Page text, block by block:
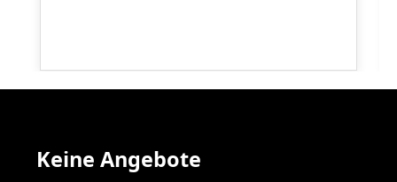
Keine Angebote